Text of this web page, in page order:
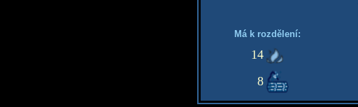
Má k rozdělení:
14
8